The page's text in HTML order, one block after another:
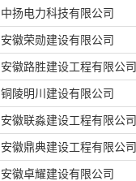
中扬电力科技有限公司
安徽荣勋建设有限公司
安徽路胜建设工程有限公司
铜陵明川建设有限公司
安徽联淼建设工程有限公司
安徽鼎典建设工程有限公司
安徽卓耀建设有限公司